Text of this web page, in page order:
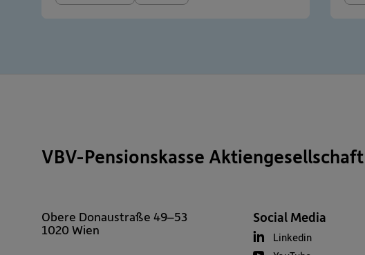
VBV-Pensionskasse Aktiengesellschaft
Obere Donaustraße 49–53
1020 Wien
Social Media
Linkedin